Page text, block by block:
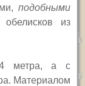
подобными
обелисков из
метра, а с
Материалом